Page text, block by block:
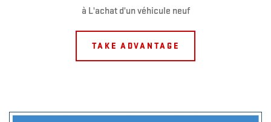
à L'achat d'un véhicule neuf
TAKE ADVANTAGE